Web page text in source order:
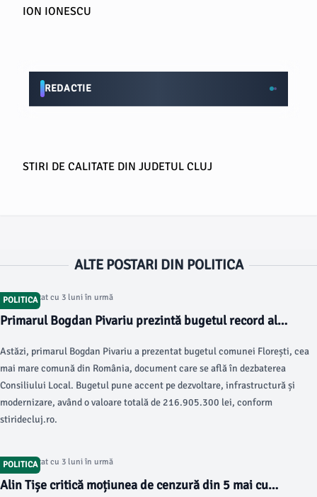
ION IONESCU
REDACTIE
STIRI DE CALITATE DIN JUDETUL CLUJ
ALTE POSTARI DIN POLITICA
POLITICA
Articol postat cu 3 luni în urmă
Primarul Bogdan Pivariu prezintă bugetul record al
Astăzi, primarul Bogdan Pivariu a prezentat bugetul comunei Florești, cea
mai mare comună din România, document care se află în dezbaterea
Consiliului Local. Bugetul pune accent pe dezvoltare, infrastructură și
modernizare, având o valoare totală de 216.905.300 lei, conform
stiridecluj.ro.
POLITICA
Articol postat cu 3 luni în urmă
Alin Tișe critică moțiunea de cenzură din 5 mai cu